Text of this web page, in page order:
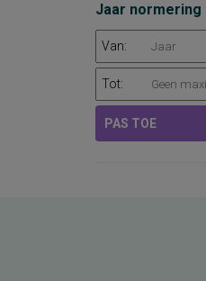
Jaar normering
Van:
Tot:
PAS TOE